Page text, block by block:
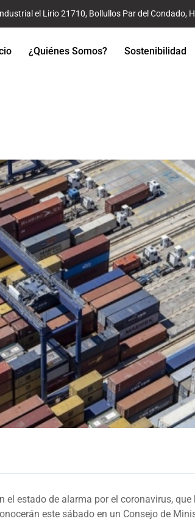
el Lirio 21710, Bollullos Par del Condado,
¿Quiénes Somos? Sostenibilidad
el estado de alarma por el coronavirus,
este sábado en un Consejo de